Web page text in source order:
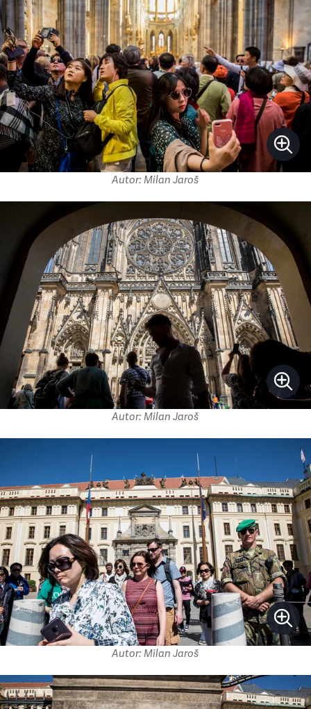
Autor: Milan Jaroš
Autor: Milan Jaroš
Autor: Milan Jaroš